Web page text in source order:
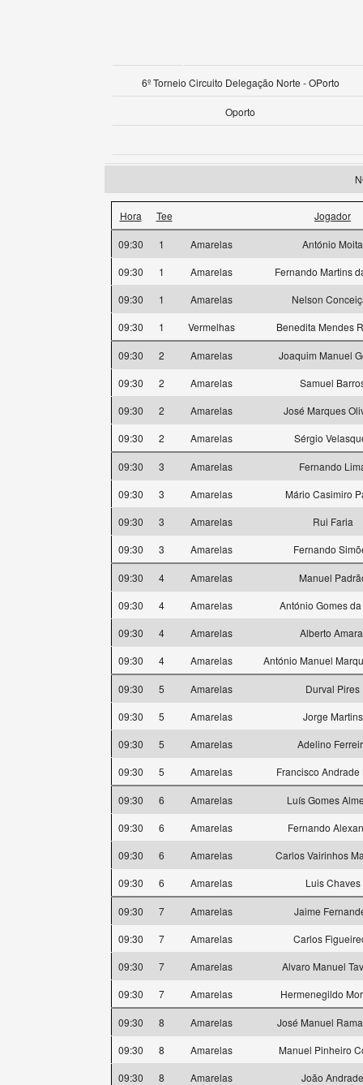
6º Torneio Circuito Delegação Norte - OPorto
Oporto
Hora Tee Jogador
09:30 1 Amarelas
António Moita
09:30
1 Amarelas
Fernando Martins
09:30
1 Amarelas
Nelson
09:30
1 Vermelhas Benedita Mendes
09:30 2 Amarelas
Joaquim Manuel
09:30
2 Amarelas
Samuel
09:30
2 Amarelas
José Marques
09:30
2 Amarelas Sérgio
09:30 3 Amarelas
Fernando
09:30
3 Amarelas
Mário Casimiro
09:30
3 Amarelas
Rui Faria
09:30
3 Amarelas Fernando
09:30 4 Amarelas
Manuel
09:30
4 Amarelas
António Gomes
09:30
4 Amarelas
Alberto
09:30
4 Amarelas António Manuel
09:30 5 Amarelas
Durval Pires
09:30
5 Amarelas
Jorge Martins
09:30
5 Amarelas
Adelino
09:30
5 Amarelas Francisco Andrade
09:30 6 Amarelas
Luís Gomes
09:30
6 Amarelas
Fernando
09:30
6 Amarelas
Carlos Vairinhos
09:30
6 Amarelas Luis Chaves
09:30 7 Amarelas
Jaime
09:30
7 Amarelas
Carlos
09:30
7 Amarelas
Alvaro Manuel
09:30
7 Amarelas Hermenegildo
09:30 8 Amarelas
José Manuel
09:30
8 Amarelas
Manuel Pinheiro
09:30
8 Amarelas
João Andrade